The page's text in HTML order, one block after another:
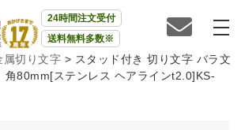
24時間注文受付
送料無料多数※
属切り文字 > スタッド付き 切り文字 バラ文
角80mm[ステンレス ヘアラインt2.0]KS-